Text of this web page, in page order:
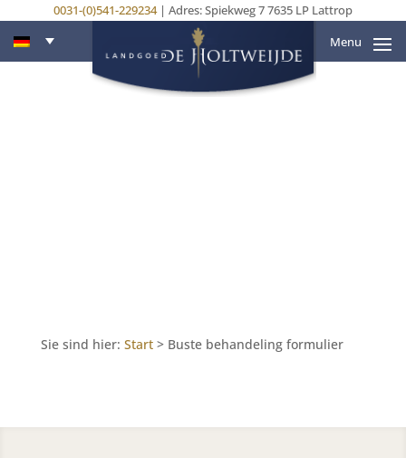
0031-(0)541-229234| Adres: Spiekweg 7 7635 LP Lattrop
Menu
Sie sind hier: Start> Buste behandeling formulier